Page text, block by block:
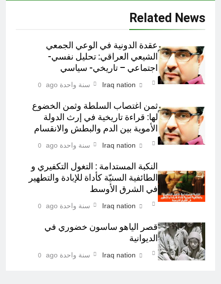
Related News
عقدة الدونية في الوعي الجمعي
الشيعي العراقي: تحليل نفسي-
اجتماعي – تاريخي- سياسي
Iraq nation سنة واحدة ago 0
ثمن اغتصاب السلطة وثمن الخضوع
لها: قراءة تاريخية في إرث الدولة
الأموية بين الدم والبطش والانقسام
Iraq nation سنة واحدة ago 0
النكبة المستدامة : التغول التكفيري و
الطائفية السنيّة كأداة للإبادة والتطهير
في الشرق الأوسط
Iraq nation سنة واحدة ago 0
قصر الياهو ساسون خضوري في
الديوانية
Iraq nation سنة واحدة ago 0